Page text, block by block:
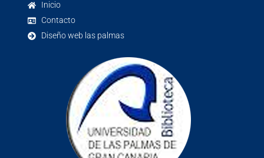
Inicio
Contacto
Diseño web las palmas